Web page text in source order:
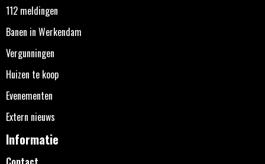
112 meldingen
Banen in Werkendam
Vergunningen
Huizen te koop
Evenementen
Extern nieuws
Informatie